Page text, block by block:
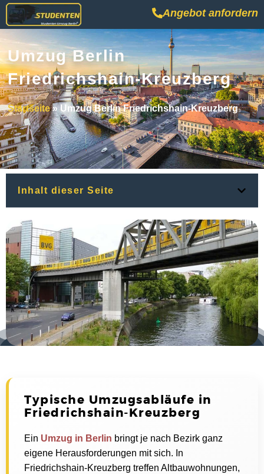
Angebot anfordern
Umzug Berlin
Friedrichshain-Kreuzberg
Startseite»Umzug Berlin Friedrichshain-Kreuzberg
Inhalt dieser Seite
Typische Umzugsabläufe in
Friedrichshain-Kreuzberg
Ein Umzug in Berlin bringt je nach Bezirk ganz
eigene Herausforderungen mit sich. In
Friedrichshain-Kreuzberg treffen Altbauwohnungen,